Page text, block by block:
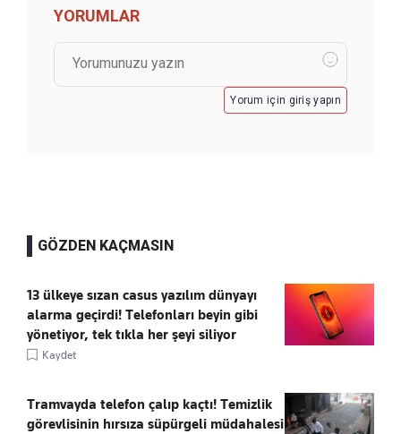
YORUMLAR
Yorum için giriş yapın
GÖZDEN KAÇMASIN
13 ülkeye sızan casus yazılım dünyayı
alarma geçirdi! Telefonları beyin gibi
yönetiyor, tek tıkla her şeyi siliyor
Kaydet
Tramvayda telefon çalıp kaçtı! Temizlik
görevlisinin hırsıza süpürgeli müdahalesi